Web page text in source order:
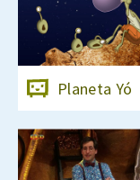
Planeta Yó